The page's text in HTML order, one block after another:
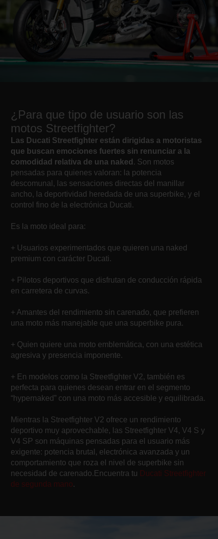
¿Para que tipo de usuario son las
motos Streetfighter?
Las Ducati Streetfighter están dirigidas a motoristas
que buscan emociones fuertes sin renunciar a la
comodidad relativa de una naked . Son motos
pensadas para quienes valoran: la potencia
descomunal, las sensaciones directas del manillar
ancho, la deportividad heredada de una superbike, y el
control fino de la electrónica Ducati.
Es la moto ideal para:
+ Usuarios experimentados que quieren una naked
premium con carácter Ducati.
+ Pilotos deportivos que disfrutan de conducción rápida
en carretera de curvas.
+ Amantes del rendimiento sin carenado, que prefieren
una moto más manejable que una superbike pura.
+ Quien quiere una moto emblemática, con una estética
agresiva y presencia imponente.
+ En modelos como la Streetfighter V2, también es
perfecta para quienes desean entrar en el segmento
“hypernaked” con una moto más accesible y equilibrada.
Mientras la Streetfighter V2 ofrece un rendimiento
deportivo muy aprovechable, las Streetfighter V4, V4 S y
V4 SP son máquinas pensadas para el usuario más
exigente: potencia brutal, electrónica avanzada y un
comportamiento que roza el nivel de superbike sin
necesidad de carenado.Encuentra tu Ducati Streetfighter
de segunda mano.